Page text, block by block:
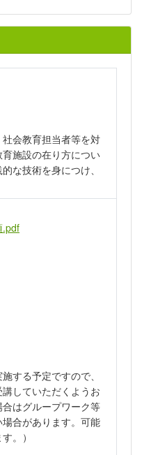
会教育担当者等を対
施設の在り方につい
な技術を身につけ、
.pdf
する予定ですので、
していただくようお
はグループワーク等
合があります。可能
。）